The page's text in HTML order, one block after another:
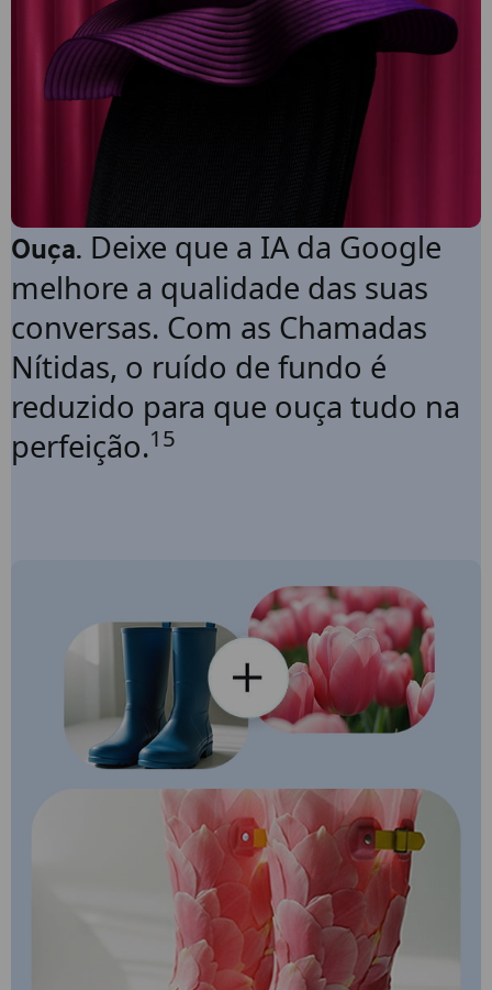
Ouça. Deixe que a IA da Google
melhore a qualidade das suas
conversas. Com as Chamadas
Nítidas, o ruído de fundo é
reduzido para que ouça tudo na
perfeição.15